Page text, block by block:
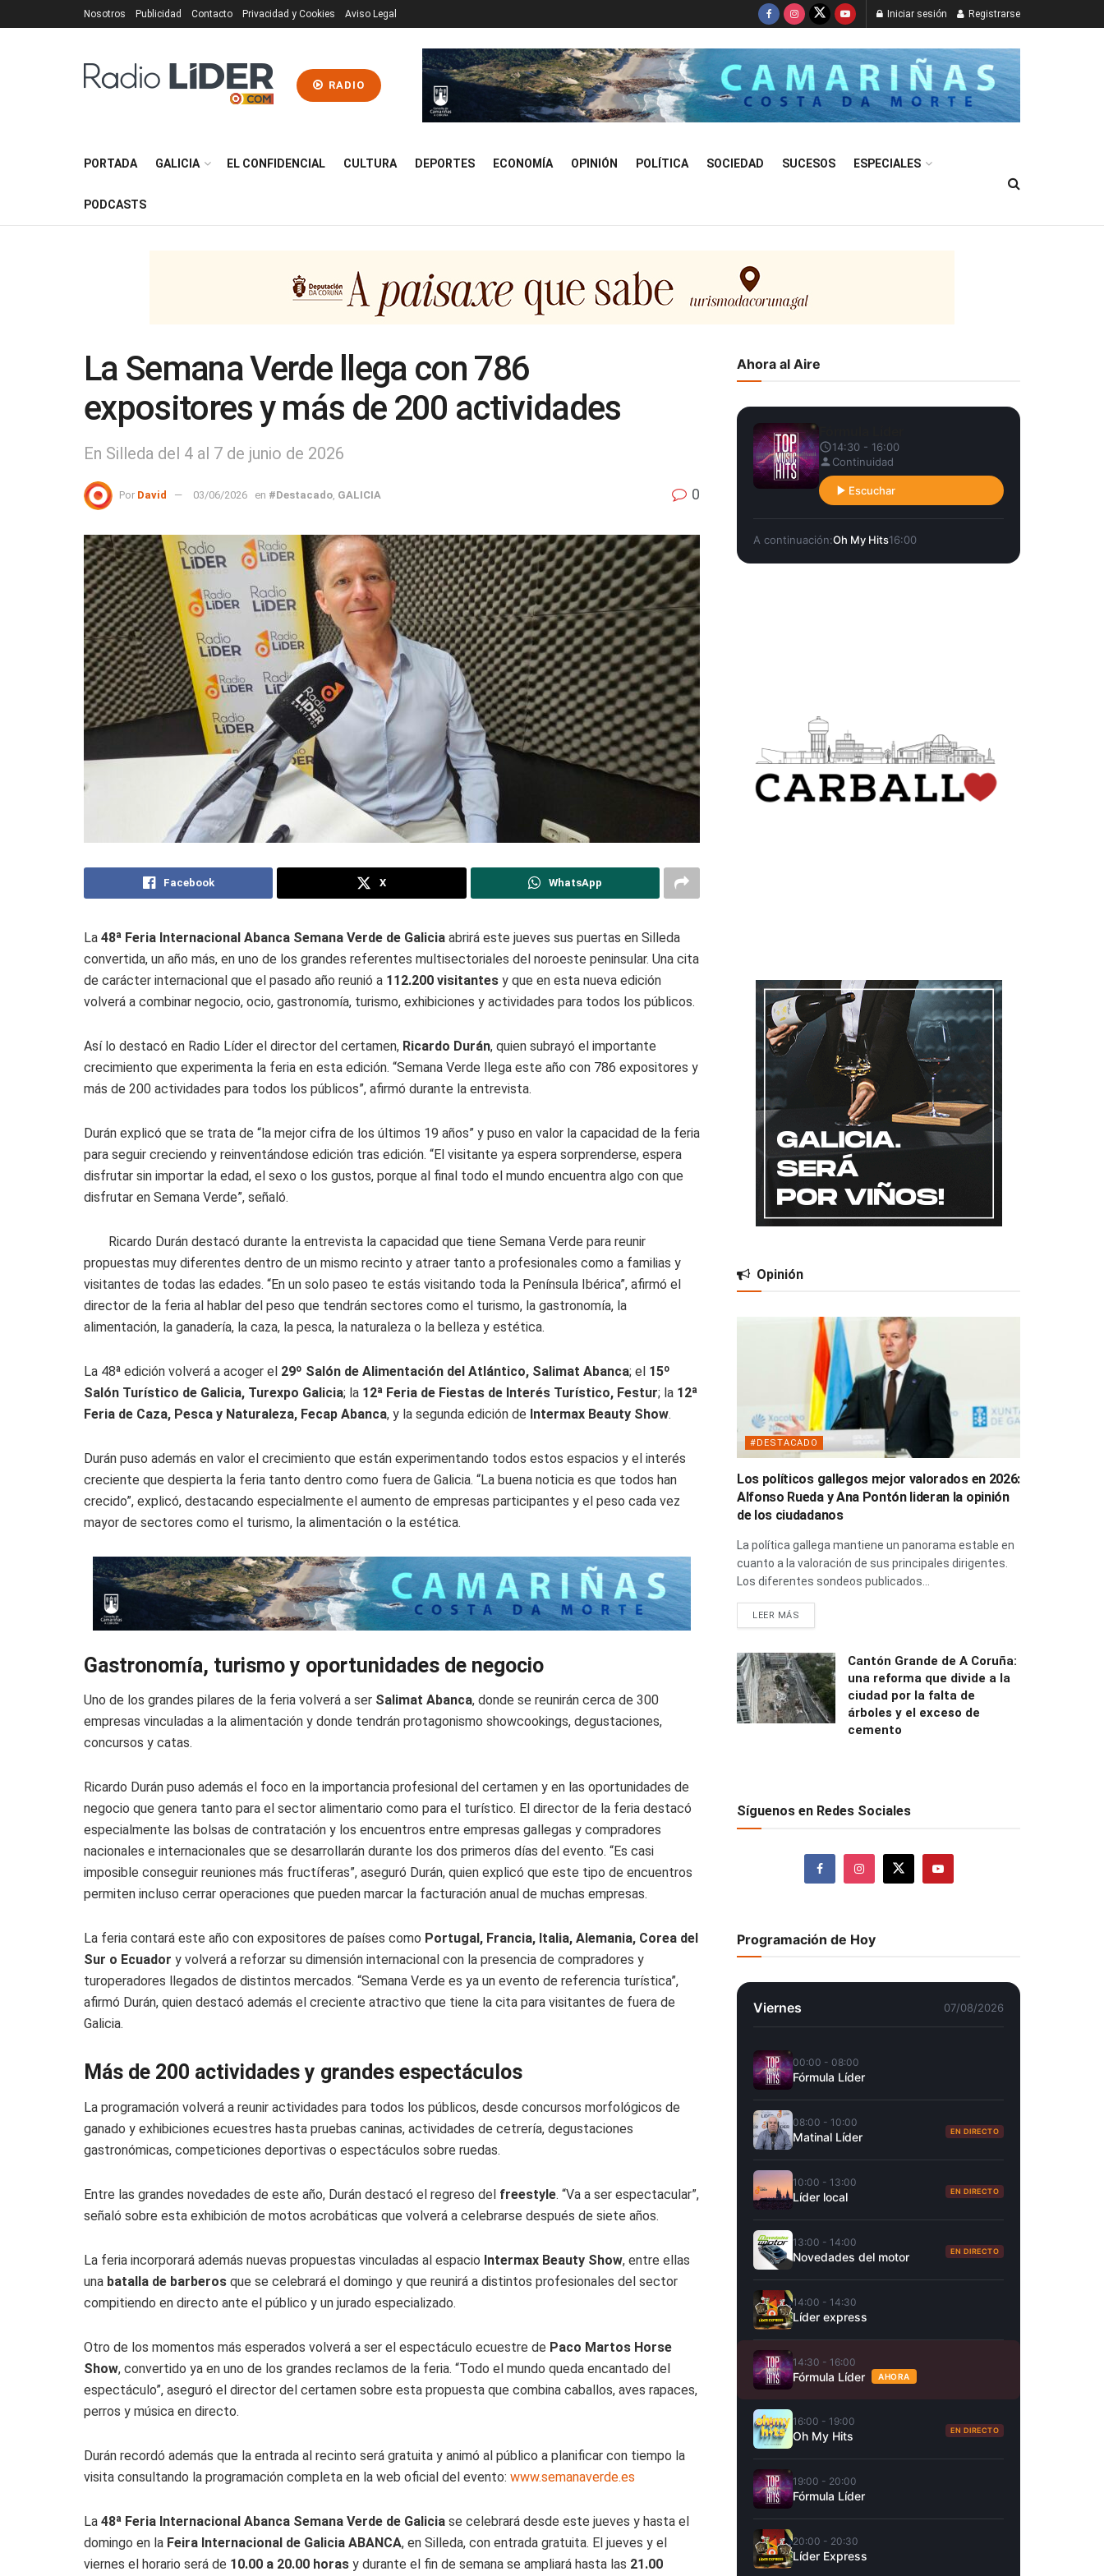
Nosotros Publicidad Contacto Privacidad y Cookies Aviso Legal Iniciar sesión Registrarse
RADIO
PORTADA GALICIA EL CONFIDENCIAL CULTURA DEPORTES ECONOMÍA OPINIÓN POLÍTICA SOCIEDAD SUCESOS ESPECIALES
PODCASTS
La Semana Verde llega con 786
expositores y más de 200 actividades
En Silleda del 4 al 7 de junio de 2026
Por David 03/06/2026 en #Destacado GALICIA 0
Facebook X WhatsApp
La 48ª Feria Internacional Abanca Semana Verde de Galicia abrirá este jueves sus puertas en Silleda
convertida, un año más, en uno de los grandes referentes multisectoriales del noroeste peninsular. Una cita
de carácter internacional que el pasado año reunió a 112.200 visitantes y que en esta nueva edición
volverá a combinar negocio, ocio, gastronomía, turismo, exhibiciones y actividades para todos los públicos.
Así lo destacó en Radio Líder el director del certamen, Ricardo Durán, quien subrayó el importante
crecimiento que experimenta la feria en esta edición. “Semana Verde llega este año con 786 expositores y
más de 200 actividades para todos los públicos”, afirmó durante la entrevista.
Durán explicó que se trata de “la mejor cifra de los últimos 19 años” y puso en valor la capacidad de la feria
para seguir creciendo y reinventándose edición tras edición. “El visitante ya espera sorprenderse, espera
disfrutar sin importar la edad, el sexo o los gustos, porque al final todo el mundo encuentra algo con que
disfrutar en Semana Verde”, señaló.
Ricardo Durán destacó durante la entrevista la capacidad que tiene Semana Verde para reunir
propuestas muy diferentes dentro de un mismo recinto y atraer tanto a profesionales como a familias y
visitantes de todas las edades. “En un solo paseo te estás visitando toda la Península Ibérica”, afirmó el
director de la feria al hablar del peso que tendrán sectores como el turismo, la gastronomía, la
alimentación, la ganadería, la caza, la pesca, la naturaleza o la belleza y estética.
La 48ª edición volverá a acoger el 29º Salón de Alimentación del Atlántico, Salimat Abanca; el 15º
Salón Turístico de Galicia, Turexpo Galicia; la 12ª Feria de Fiestas de Interés Turístico, Festur; la 12ª
Feria de Caza, Pesca y Naturaleza, Fecap Abanca, y la segunda edición de Intermax Beauty Show.
Durán puso además en valor el crecimiento que están experimentando todos estos espacios y el interés
creciente que despierta la feria tanto dentro como fuera de Galicia. “La buena noticia es que todos han
crecido”, explicó, destacando especialmente el aumento de empresas participantes y el peso cada vez
mayor de sectores como el turismo, la alimentación o la estética.
Gastronomía, turismo y oportunidades de negocio
Uno de los grandes pilares de la feria volverá a ser Salimat Abanca, donde se reunirán cerca de 300
empresas vinculadas a la alimentación y donde tendrán protagonismo showcookings, degustaciones,
concursos y catas.
Ricardo Durán puso además el foco en la importancia profesional del certamen y en las oportunidades de
negocio que genera tanto para el sector alimentario como para el turístico. El director de la feria destacó
especialmente las bolsas de contratación y los encuentros entre empresas gallegas y compradores
nacionales e internacionales que se desarrollarán durante los dos primeros días del evento. “Es casi
imposible conseguir reuniones más fructíferas”, aseguró Durán, quien explicó que este tipo de encuentros
permiten incluso cerrar operaciones que pueden marcar la facturación anual de muchas empresas.
La feria contará este año con expositores de países como Portugal, Francia, Italia, Alemania, Corea del
Sur o Ecuador y volverá a reforzar su dimensión internacional con la presencia de compradores y
turoperadores llegados de distintos mercados. “Semana Verde es ya un evento de referencia turística”,
afirmó Durán, quien destacó además el creciente atractivo que tiene la cita para visitantes de fuera de
Galicia.
Más de 200 actividades y grandes espectáculos
La programación volverá a reunir actividades para todos los públicos, desde concursos morfológicos de
ganado y exhibiciones ecuestres hasta pruebas caninas, actividades de cetrería, degustaciones
gastronómicas, competiciones deportivas o espectáculos sobre ruedas.
Entre las grandes novedades de este año, Durán destacó el regreso del freestyle. “Va a ser espectacular”,
señaló sobre esta exhibición de motos acrobáticas que volverá a celebrarse después de siete años.
La feria incorporará además nuevas propuestas vinculadas al espacio Intermax Beauty Show, entre ellas
una batalla de barberos que se celebrará el domingo y que reunirá a distintos profesionales del sector
compitiendo en directo ante el público y un jurado especializado.
Otro de los momentos más esperados volverá a ser el espectáculo ecuestre de Paco Martos Horse
Show, convertido ya en uno de los grandes reclamos de la feria. “Todo el mundo queda encantado del
espectáculo”, aseguró el director del certamen sobre esta propuesta que combina caballos, aves rapaces,
perros y música en directo.
Durán recordó además que la entrada al recinto será gratuita y animó al público a planificar con tiempo la
visita consultando la programación completa en la web oficial del evento: www.semanaverde.es
La 48ª Feria Internacional Abanca Semana Verde de Galicia se celebrará desde este jueves y hasta el
domingo en la Feira Internacional de Galicia ABANCA, en Silleda, con entrada gratuita. El jueves y el
viernes el horario será de 10.00 a 20.00 horas y durante el fin de semana se ampliará hasta las 21.00
Ahora al Aire
14:30 - 16:00
Continuidad
Escuchar
A continuación:Oh My Hits16:00
Opinión
#DESTACADO
Los políticos gallegos mejor valorados en 2026:
Alfonso Rueda y Ana Pontón lideran la opinión
de los ciudadanos
La política gallega mantiene un panorama estable en
cuanto a la valoración de sus principales dirigentes.
Los diferentes sondeos publicados...
LEER MÁS
Cantón Grande de A Coruña:
una reforma que divide a la
ciudad por la falta de
árboles y el exceso de
cemento
Síguenos en Redes Sociales
Programación de Hoy
Viernes 07/08/2026
00:00 - 08:00
Fórmula Líder
08:00 - 10:00
Matinal Líder EN DIRECTO
10:00 - 13:00
Líder local EN DIRECTO
13:00 - 14:00
Novedades del motor EN DIRECTO
14:00 - 14:30
Líder express
14:30 - 16:00
Fórmula Líder AHORA
16:00 - 19:00
Oh My Hits EN DIRECTO
19:00 - 20:00
Fórmula Líder
20:00 - 20:30
Líder Express